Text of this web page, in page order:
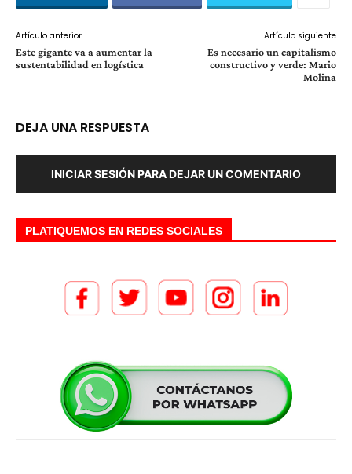
Artículo anterior
Este gigante va a aumentar la
sustentabilidad en logística
Artículo siguiente
Es necesario un capitalismo
constructivo y verde: Mario
Molina
DEJA UNA RESPUESTA
INICIAR SESIÓN PARA DEJAR UN COMENTARIO
PLATIQUEMOS EN REDES SOCIALES